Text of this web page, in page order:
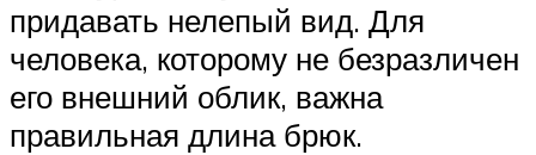
придавать нелепый вид. Для
человека, которому не безразличен
его внешний облик, важна
правильная длина брюк.